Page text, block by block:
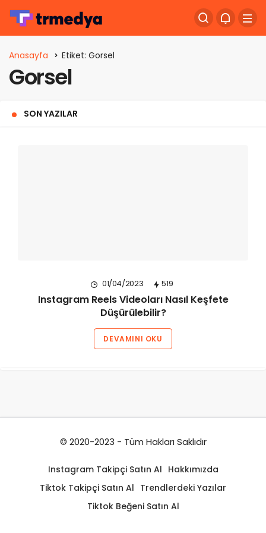
Anasayfa Etiket: Gorsel
Gorsel
SON YAZILAR
01/04/2023 519
Instagram Reels Videoları Nasıl Keşfete
Düşürülebilir?
DEVAMINI OKU
© 2020-2023 - Tüm Hakları Saklıdır
Instagram Takipçi Satın Al Hakkımızda
Tiktok Takipçi Satın Al Trendlerdeki Yazılar
Tiktok Beğeni Satın Al